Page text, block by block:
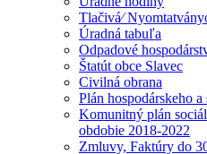
Tlačivá⁄
Úradná tabuľa
Odpadové
Štatút obce Slavec
Civilná obrana
Plán hospodárskeho
Komunitný plán
obdobie 2018-2022
Zmluvy, Faktúry do